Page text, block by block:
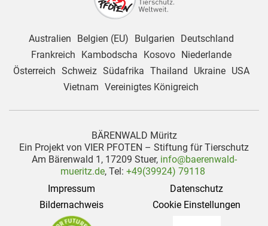
Australien Belgien (EU) Bulgarien
Deutschland
Frankreich
Kambodscha Kosovo
Niederlande
Österreich Schweiz Südafrika Thailand Ukraine
USA
Vietnam Vereinigtes Königreich
BÄRENWALD Müritz
Ein Projekt von VIER PFOTEN – Stiftung für Tierschutz
Am Bärenwald 1, 17209 Stuer, info@baerenwald-
mueritz.de, Tel: +49(39924) 79118
Impressum
Datenschutz
Bildernachweis
Cookie Einstellungen